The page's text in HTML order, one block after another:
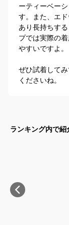
ーティーベー
す。また、エ
あり長持ちす
プでは実際の
やすいですよ。
ぜひ試着して
くださいね。
ランキング内で